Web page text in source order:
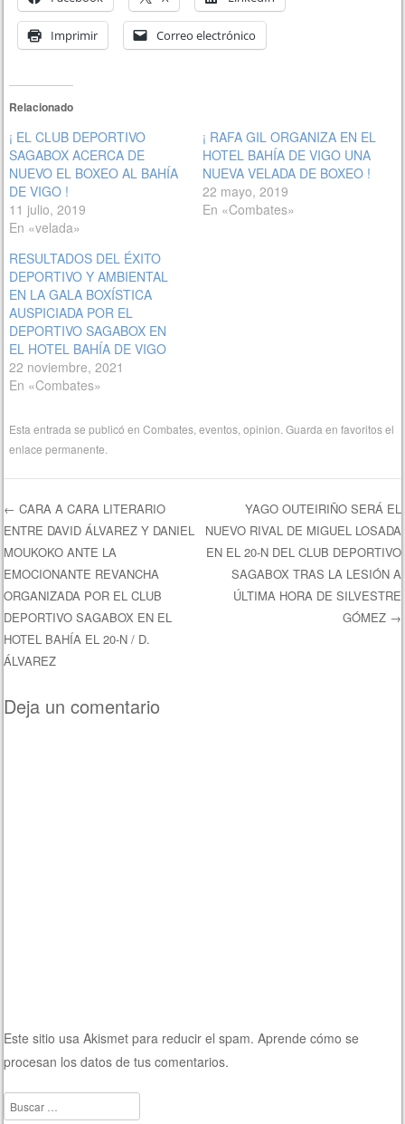
Imprimir Correo electrónico
Relacionado
¡ EL CLUB DEPORTIVO
SAGABOX ACERCA DE
NUEVO EL BOXEO AL BAHÍA
DE VIGO !
11 julio, 2019
En «velada»
¡ RAFA GIL ORGANIZA EN EL
HOTEL BAHÍA DE VIGO UNA
NUEVA VELADA DE BOXEO !
22 mayo, 2019
En «Combates»
RESULTADOS DEL ÉXITO
DEPORTIVO Y AMBIENTAL
EN LA GALA BOXÍSTICA
AUSPICIADA POR EL
DEPORTIVO SAGABOX EN
EL HOTEL BAHÍA DE VIGO
22 noviembre, 2021
En «Combates»
Esta entrada se publicó enCombates ,eventos ,opinion . Guarda en favoritos el
enlace permanente
Navegación de entradas
← CARA A CARA LITERARIO
ENTRE DAVID ÁLVAREZ Y DANIEL
MOUKOKO ANTE LA
EMOCIONANTE REVANCHA
ORGANIZADA POR EL CLUB
DEPORTIVO SAGABOX EN EL
HOTEL BAHÍA EL 20-N / D.
ÁLVAREZ
YAGO OUTEIRIÑO SERÁ EL
NUEVO RIVAL DE MIGUEL LOSADA
EN EL 20-N DEL CLUB DEPORTIVO
SAGABOX TRAS LA LESIÓN A
ÚLTIMA HORA DE SILVESTRE
GÓMEZ →
Deja un comentario
Este sitio usa Akismet para reducir el spam.Aprende cómo se
procesan los datos de tus comentarios.
Buscar